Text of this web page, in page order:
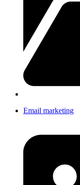
Email marketing